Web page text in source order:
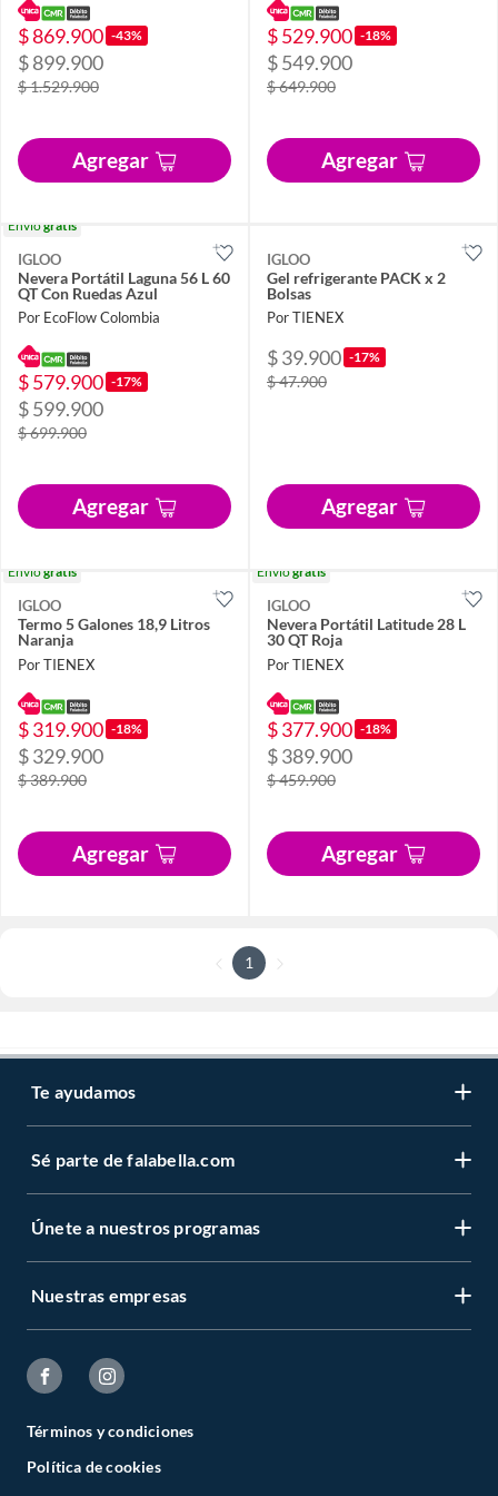
$ 869.900 -43%
$ 899.900
$ 1.529.900
Agregar
$ 529.900 -18%
$ 549.900
$ 649.900
Agregar
Envíogratis
IGLOO
Nevera Portátil Laguna 56 L 60
QT Con Ruedas Azul
Por EcoFlow Colombia
$ 579.900 -17%
$ 599.900
$ 699.900
Agregar
IGLOO
Gel refrigerante PACK x 2
Bolsas
Por TIENEX
$ 39.900 -17%
$ 47.900
Agregar
Envíogratis
IGLOO
Termo 5 Galones 18,9 Litros
Naranja
Por TIENEX
$ 319.900 -18%
$ 329.900
$ 389.900
Agregar
Envíogratis
IGLOO
Nevera Portátil Latitude 28 L
30 QT Roja
Por TIENEX
$ 377.900 -18%
$ 389.900
$ 459.900
Agregar
1
Te ayudamos
Sé parte de falabella.com
Únete a nuestros programas
Nuestras empresas
Términos y condiciones
Política de cookies